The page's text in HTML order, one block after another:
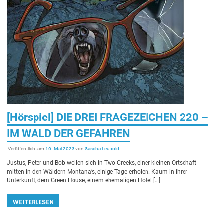
[Hörspiel] DIE DREI FRAGEZEICHEN 220 –
IM WALD DER GEFAHREN
Veröffentlicht am10. Mai 2023 vonSascha Leupold
Justus, Peter und Bob wollen sich in Two Creeks, einer kleinen Ortschaft
mitten in den Wäldern Montana’s, einige Tage erholen. Kaum in ihrer
Unterkunft, dem Green House, einem ehemaligen Hotel […]
WEITERLESEN